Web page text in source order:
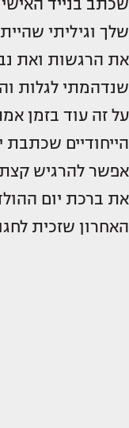
שכתב בנייד
שלך וגיליתי
את הרגשות ואת
שנדהמתי לגלות
על זה עוד בזמן
הייחודיים שכתבת
אפשר להרגיש
את ברכת יום
האחרון שזכית